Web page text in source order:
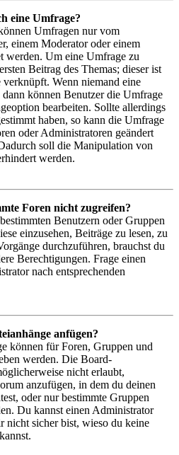
eine Umfrage?
Umfragen nur vom
einem Moderator oder einem
werden. Um eine Umfrage zu
Beitrag des Themas; dieser ist
Wenn niemand eine
dann können Benutzer die Umfrage
bearbeiten. Sollte allerdings
haben, so kann die Umfrage
oder Administratoren geändert
soll die Manipulation von
werden.
Foren nicht zugreifen?
Benutzern oder Gruppen
einzusehen, Beiträge zu lesen, zu
durchzuführen, brauchst du
Berechtigungen. Frage einen
nach entsprechenden
anfügen?
können für Foren, Gruppen und
werden. Die Board-
nicht erlaubt,
anzufügen, in dem du deinen
oder nur bestimmte Gruppen
Du kannst einen Administrator
nicht sicher bist, wieso du keine